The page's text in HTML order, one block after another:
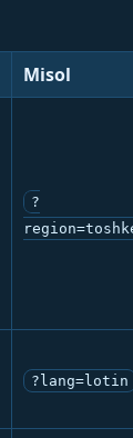
Misol
?
?lang=lotin